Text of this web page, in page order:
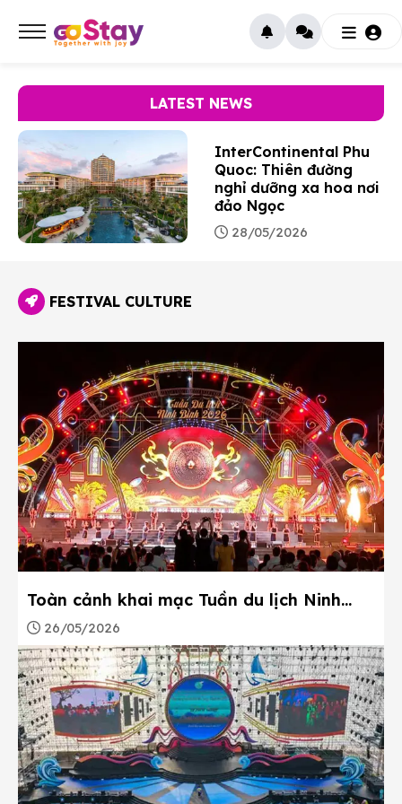
LATEST NEWS
InterContinental Phu
Quoc: Thiên đường
nghỉ dưỡng xa hoa nơi
đảo Ngọc
28/05/2026
FESTIVAL CULTURE
Toàn cảnh khai mạc Tuần du lịch Ninh
Bình 2026
26/05/2026